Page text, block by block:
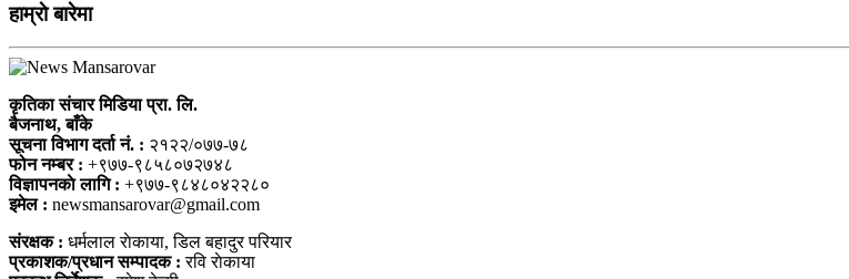
हाम्राे बारेमा
कृतिका संचार मिडिया प्रा. लि.
बैजनाथ, बाँके
सूचना विभाग दर्ता नं. : २१२२/०७७-७८
फोन नम्बर : +९७७-९८५८०७२७४८
विज्ञापनकाे लागि : +९७७-९८४८०४२२८०
इमेल : newsmansarovar@gmail.com
संरक्षक : धर्मलाल राेकाया, डिल बहादुर परियार
प्रकाशक/प्रधान सम्पादक : रवि राेकाया